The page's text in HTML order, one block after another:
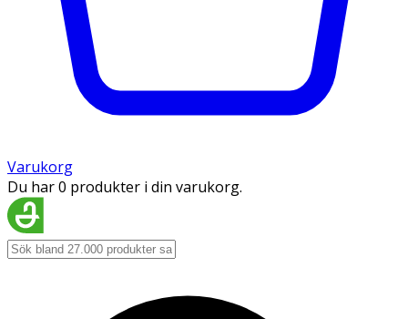
Varukorg
Du har 0 produkter i din varukorg.